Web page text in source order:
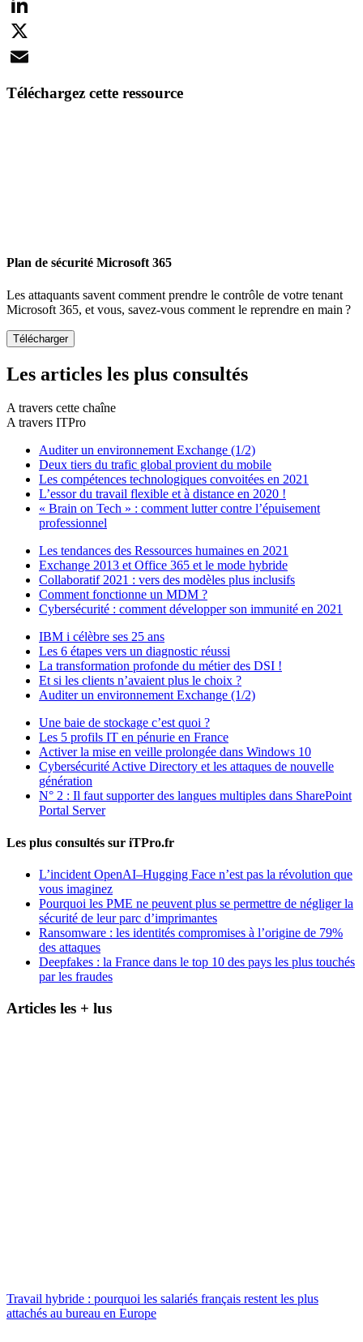
Facebook
LinkedIn
X
Téléchargez cette ressource
Plan de sécurité Microsoft 365
Les attaquants savent comment prendre le contrôle de votre tenant
Microsoft 365, et vous, savez-vous comment le reprendre en main ?
Les articles les plus consultés
A travers cette chaîne
A travers ITPro
Auditer un environnement Exchange (1/2)
Deux tiers du trafic global provient du mobile
Les compétences technologiques convoitées en 2021
L’essor du travail flexible et à distance en 2020 !
« Brain on Tech » : comment lutter contre l’épuisement
professionnel
Les tendances des Ressources humaines en 2021
Exchange 2013 et Office 365 et le mode hybride
Collaboratif 2021 : vers des modèles plus inclusifs
Comment fonctionne un MDM ?
Cybersécurité : comment développer son immunité en 2021
IBM i célèbre ses 25 ans
Les 6 étapes vers un diagnostic réussi
La transformation profonde du métier des DSI !
Et si les clients n’avaient plus le choix ?
Auditer un environnement Exchange (1/2)
Une baie de stockage c’est quoi ?
Les 5 profils IT en pénurie en France
Activer la mise en veille prolongée dans Windows 10
Cybersécurité Active Directory et les attaques de nouvelle
génération
N° 2 : Il faut supporter des langues multiples dans SharePoint
Portal Server
Les plus consultés sur iTPro.fr
L’incident OpenAI–Hugging Face n’est pas la révolution que
vous imaginez
Pourquoi les PME ne peuvent plus se permettre de négliger la
sécurité de leur parc d’imprimantes
Ransomware : les identités compromises à l’origine de 79%
des attaques
Deepfakes : la France dans le top 10 des pays les plus touchés
par les fraudes
Articles les + lus
Travail hybride : pourquoi les salariés français restent les plus
attachés au bureau en Europe